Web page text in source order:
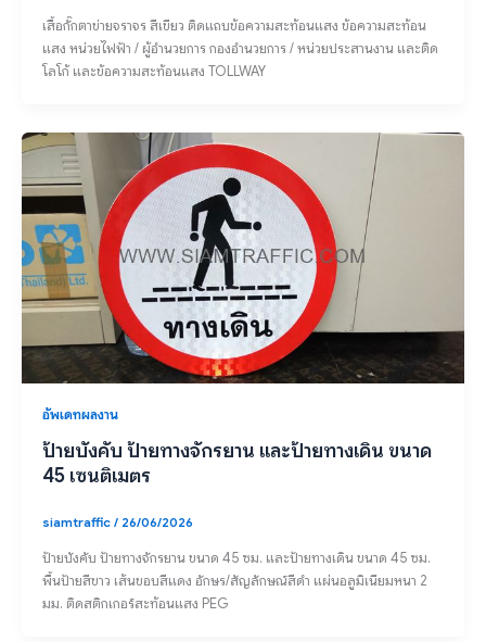
เสื้อกั๊กตาข่ายจราจร สีเขียว ติดแถบข้อความสะท้อนแสง ข้อความสะท้อน
แสง หน่วยไฟฟ้า / ผู้อำนวยการ กองอำนวยการ / หน่วยประสานงาน และติด
โลโก้ และข้อความสะท้อนแสง TOLLWAY
อัพเดทผลงาน
ป้ายบังคับ ป้ายทางจักรยาน และป้ายทางเดิน ขนาด
45 เซนติเมตร
siamtraffic/ 26/06/2026
ป้ายบังคับ ป้ายทางจักรยาน ขนาด 45 ซม. และป้ายทางเดิน ขนาด 45 ซม.
พื้นป้ายสีขาว เส้นขอบสีแดง อักษร/สัญลักษณ์สีดำ แผ่นอลูมิเนียมหนา 2
มม. ติดสติกเกอร์สะท้อนแสง PEG